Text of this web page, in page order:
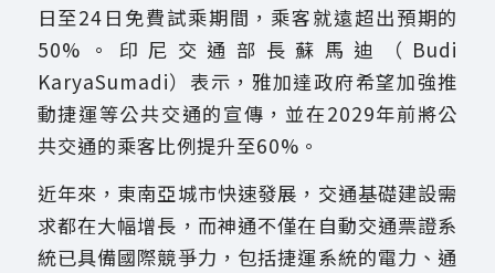
日至24日免費試乘期間，乘客就遠超出預期的
50%。印尼交通部長蘇馬迪（Budi
KaryaSumadi）表示，雅加達政府希望加強推
動捷運等公共交通的宣傳，並在2029年前將公
共交通的乘客比例提升至60%。
近年來，東南亞城市快速發展，交通基礎建設需
求都在大幅增長，而神通不僅在自動交通票證系
統已具備國際競爭力，包括捷運系統的電力、通